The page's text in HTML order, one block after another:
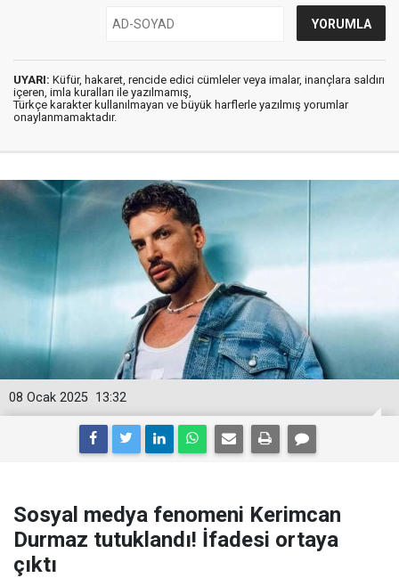
UYARI: Küfür, hakaret, rencide edici cümleler veya imalar, inançlara saldırı
içeren, imla kuralları ile yazılmamış,
Türkçe karakter kullanılmayan ve büyük harflerle yazılmış yorumlar
onaylanmamaktadır.
13:32
08 Ocak 2025
Sosyal medya fenomeni Kerimcan
Durmaz tutuklandı! İfadesi ortaya
çıktı